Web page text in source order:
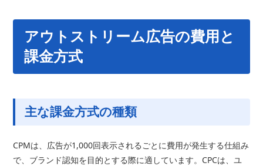
アウトストリーム広告の費用と
課金方式
主な課金方式の種類
CPMは、広告が1,000回表示されるごとに費用が発生する仕組み
で、ブランド認知を目的とする際に適しています。CPCは、ユ